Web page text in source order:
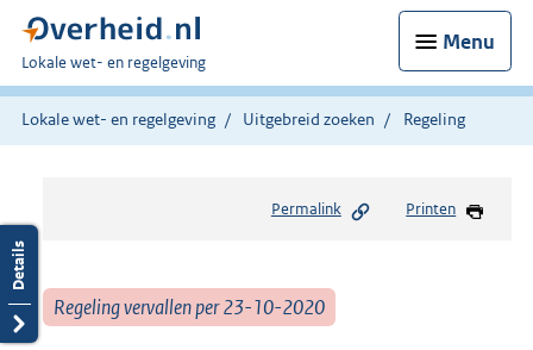
Menu
U
bent
hier:
Lokale wet- en regelgeving
Lokale wet- en regelgeving Uitgebreid zoeken Regeling
Permalink Printen
Regeling vervallen per 23-10-2020